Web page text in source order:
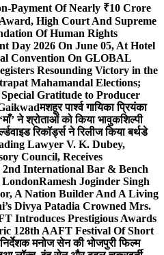
Payment Of Nearly ₹10 Crore
High Court And Supreme
Of Human Rights
Day 2026 On June 05, At Hotel
Convention On GLOBAL
Resounding Victory in the
Mahamandal Elections;
Gratitude to Producer
मशहूर पार्श्व गायिका प्रियंका
ने श्रोताओं को किया भावुकशिल्पी
रिकॉर्ड्स ने रिलीज किया बर्थडे
Lawyer V. K. Dubey,
Council, Receives
International Bar & Bench
Ramesh Joginder Singh
A Nation Builder And A Living
Divya Patadia Crowned Mrs.
Introduces Prestigious Awards
128th AAFT Festival Of Short
निर्देशक मनोज सेन की भोजपुरी फिल्म